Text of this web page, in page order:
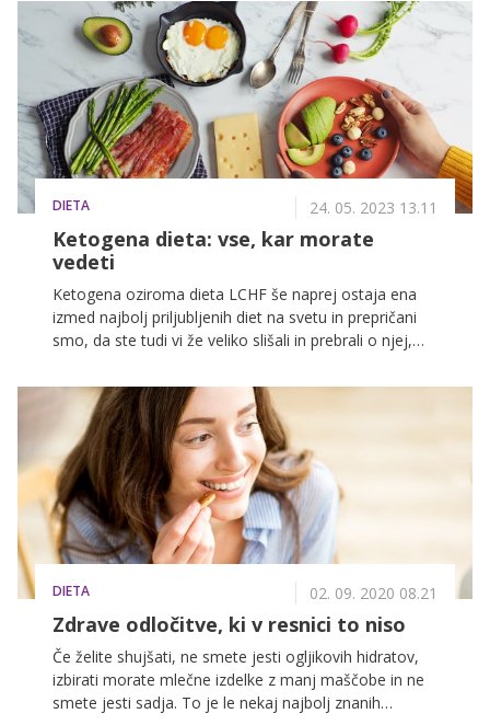
DIETA 24. 05. 2023 13.11
Ketogena dieta: vse, kar morate
vedeti
Ketogena oziroma dieta LCHF še naprej ostaja ena
izmed najbolj priljubljenih diet na svetu in prepričani
smo, da ste tudi vi že veliko slišali in prebrali o njej,
dieta številne pozitivne lastnosti, ima lahko tudi nekaj
slabosti, zlasti če je ne izvajate pravilno. Če so namreč
vir maščob predvsem nezdravi viri, se posameznik
izpostavlja tveganju za dolgoročne zdravstvene
posledice. Kaj dieta LCHF je, katera živila so dovoljena
in katera ne, za koga je primerna in kakšni so lahko
njeni negativni stranski učinki, si preberite v
nadaljevanju.
DIETA 02. 09. 2020 08.21
Zdrave odločitve, ki v resnici to niso
Če želite shujšati, ne smete jesti ogljikovih hidratov,
izbirati morate mlečne izdelke z manj maščobe in ne
smete jesti sadja. To je le nekaj najbolj znanih